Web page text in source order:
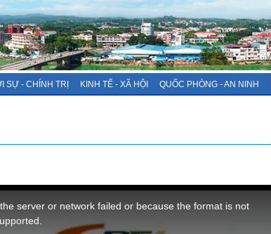
SỰ - CHÍNH TRỊ KINH TẾ - XÃ HỘI QUỐC PHÒNG - AN NINH